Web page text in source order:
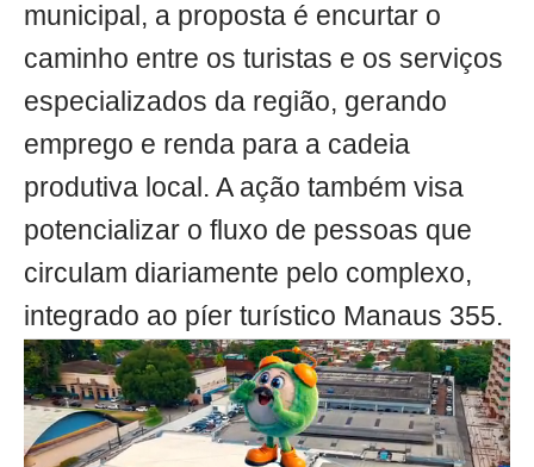
municipal, a proposta é encurtar o
caminho entre os turistas e os serviços
especializados da região, gerando
emprego e renda para a cadeia
produtiva local. A ação também visa
potencializar o fluxo de pessoas que
circulam diariamente pelo complexo,
integrado ao píer turístico Manaus 355.